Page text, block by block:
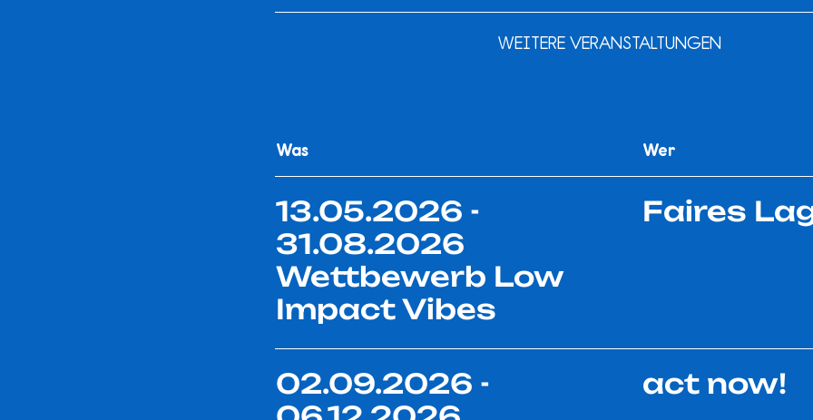
WEITERE VERANSTALTUNGEN
Was Wer
13.05.2026 -
31.08.2026
Wettbewerb Low
Impact Vibes
Faires
02.09.2026 -
act now!